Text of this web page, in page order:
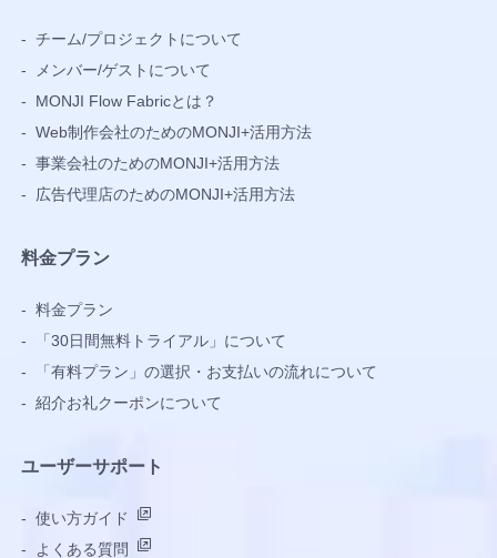
- チーム/プロジェクトについて
-
メンバー/ゲストについて
-
MONJI Flow Fabricとは？
- Web制作会社のためのMONJI+活用方法
- 事業会社のためのMONJI+活用方法
-
広告代理店のためのMONJI+活用方法
料金プラン
- 料金プラン
-
「30日間無料トライアル」について
-
「有料プラン」の選択・お支払いの流れについて
- 紹介お礼クーポンについて
ユーザーサポート
- 使い方ガイド
-
よくある質問